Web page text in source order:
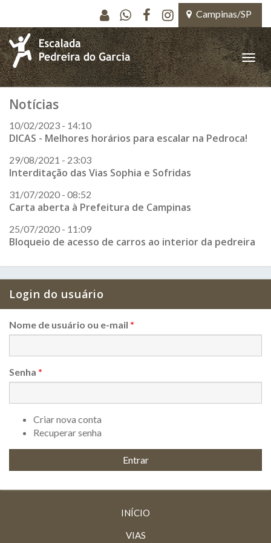
Pular para o conteúdo principal
Campinas/SP
Toggle
Notícias
10/02/2023 - 14:10
DICAS - Melhores horários para escalar na Pedroca!
29/08/2021 - 23:03
Interditação das Vias Sophia e Sofridas
31/07/2020 - 08:52
Carta aberta à Prefeitura de Campinas
25/07/2020 - 11:09
Bloqueio de acesso de carros ao interior da pedreira
Login do usuário
Nome de usuário ou e-mail *
Senha *
Criar nova conta
Recuperar senha
INÍCIO
VIAS